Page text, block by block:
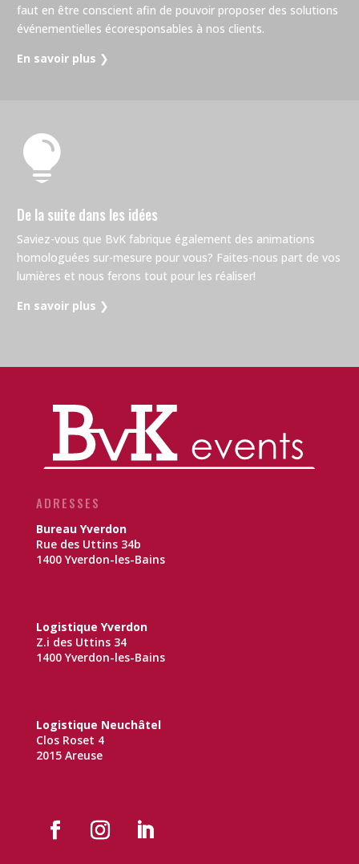
faut en être conscient afin de pouvoir proposer des solutions
événementielles écoresponsables à nos clients.
En savoir plus ❯

De la suite dans les idées
Saviez-vous que BvK fabrique également des animations
homologuées sur-mesure pour vous? Faites-nous part de vos
lumières et nous ferons tout pour les réaliser!
En savoir plus ❯
ADRESSES
Bureau Yverdon
Rue des Uttins 34b
1400 Yverdon-les-Bains
Logistique Yverdon
Z.i des Uttins 34
1400 Yverdon-les-Bains
Logistique Neuchâtel
Clos Roset 4
2015 Areuse